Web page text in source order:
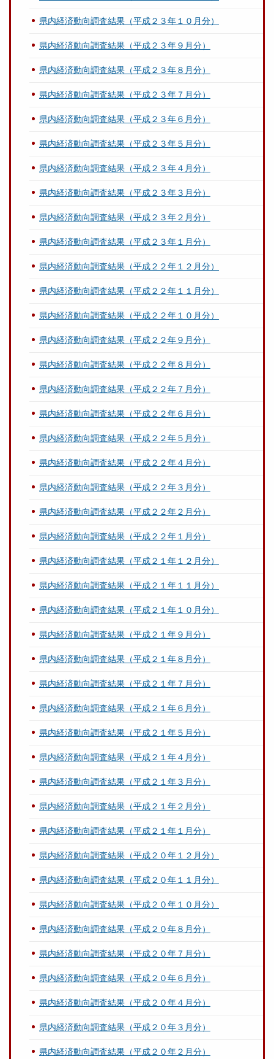
県内経済動向調査結果（平成２３年１０月分）
県内経済動向調査結果（平成２３年９月分）
県内経済動向調査結果（平成２３年８月分）
県内経済動向調査結果（平成２３年７月分）
県内経済動向調査結果（平成２３年６月分）
県内経済動向調査結果（平成２３年５月分）
県内経済動向調査結果（平成２３年４月分）
県内経済動向調査結果（平成２３年３月分）
県内経済動向調査結果（平成２３年２月分）
県内経済動向調査結果（平成２３年１月分）
県内経済動向調査結果（平成２２年１２月分）
県内経済動向調査結果（平成２２年１１月分）
県内経済動向調査結果（平成２２年１０月分）
県内経済動向調査結果（平成２２年９月分）
県内経済動向調査結果（平成２２年８月分）
県内経済動向調査結果（平成２２年７月分）
県内経済動向調査結果（平成２２年６月分）
県内経済動向調査結果（平成２２年５月分）
県内経済動向調査結果（平成２２年４月分）
県内経済動向調査結果（平成２２年３月分）
県内経済動向調査結果（平成２２年２月分）
県内経済動向調査結果（平成２２年１月分）
県内経済動向調査結果（平成２１年１２月分）
県内経済動向調査結果（平成２１年１１月分）
県内経済動向調査結果（平成２１年１０月分）
県内経済動向調査結果（平成２１年９月分）
県内経済動向調査結果（平成２１年８月分）
県内経済動向調査結果（平成２１年７月分）
県内経済動向調査結果（平成２１年６月分）
県内経済動向調査結果（平成２１年５月分）
県内経済動向調査結果（平成２１年４月分）
県内経済動向調査結果（平成２１年３月分）
県内経済動向調査結果（平成２１年２月分）
県内経済動向調査結果（平成２１年１月分）
県内経済動向調査結果（平成２０年１２月分）
県内経済動向調査結果（平成２０年１１月分）
県内経済動向調査結果（平成２０年１０月分）
県内経済動向調査結果（平成２０年８月分）
県内経済動向調査結果（平成２０年７月分）
県内経済動向調査結果（平成２０年６月分）
県内経済動向調査結果（平成２０年４月分）
県内経済動向調査結果（平成２０年３月分）
県内経済動向調査結果（平成２０年２月分）